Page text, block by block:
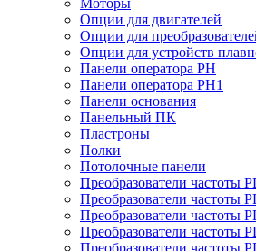
Моторы
Опции для двигателей
Опции для
Опции для устройств
Панели оператора PH
Панели оператора PH1
Панели основания
Панельный ПК
Пластроны
Полки
Потолочные панели
Преобразователи частоты
Преобразователи частоты
Преобразователи частоты
Преобразователи частоты
Преобразователи частоты